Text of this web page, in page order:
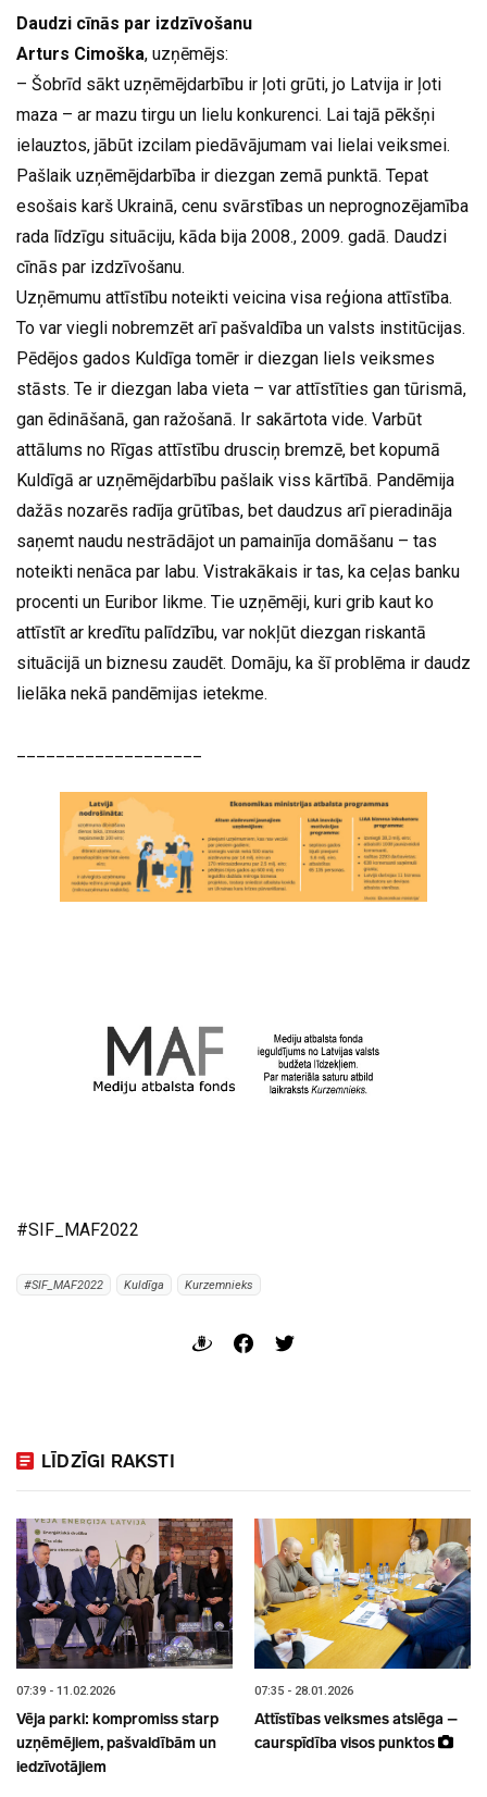
Daudzi cīnās par izdzīvošanu
Arturs Cimoška, uzņēmējs:
– Šobrīd sākt uzņēmējdarbību ir ļoti grūti, jo Latvija ir ļoti
maza – ar mazu tirgu un lielu konkurenci. Lai tajā pēkšņi
ielauztos, jābūt izcilam piedāvājumam vai lielai veiksmei.
Pašlaik uzņēmējdarbība ir diezgan zemā punktā. Tepat
esošais karš Ukrainā, cenu svārstības un neprognozējamība
rada līdzīgu situāciju, kāda bija 2008., 2009. gadā. Daudzi
cīnās par izdzīvošanu.
Uzņēmumu attīstību noteikti veicina visa reģiona attīstība.
To var viegli nobremzēt arī pašvaldība un valsts institūcijas.
Pēdējos gados Kuldīga tomēr ir diezgan liels veiksmes
stāsts. Te ir diezgan laba vieta – var attīstīties gan tūrismā,
gan ēdināšanā, gan ražošanā. Ir sakārtota vide. Varbūt
attālums no Rīgas attīstību drusciņ bremzē, bet kopumā
Kuldīgā ar uzņēmējdarbību pašlaik viss kārtībā. Pandēmija
dažās nozarēs radīja grūtības, bet daudzus arī pieradināja
saņemt naudu nestrādājot un pamainīja domāšanu – tas
noteikti nenāca par labu. Vistrakākais ir tas, ka ceļas banku
procenti un Euribor likme. Tie uzņēmēji, kuri grib kaut ko
attīstīt ar kredītu palīdzību, var nokļūt diezgan riskantā
situācijā un biznesu zaudēt. Domāju, ka šī problēma ir daudz
lielāka nekā pandēmijas ietekme.
#SIF_MAF2022
#SIF_MAF2022 Kuldīga Kurzemnieks
LĪDZĪGI RAKSTI
07:39 - 11.02.2026
Vēja parki: kompromiss starp
uzņēmējiem, pašvaldībām un
iedzīvotājiem
07:35 - 28.01.2026
Attīstības veiksmes atslēga –
caurspīdība visos punktos